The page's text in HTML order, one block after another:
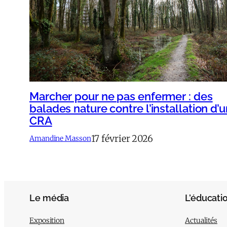
Marcher pour ne pas enfermer : des
balades nature contre l’installation
CRA
Amandine Masson17 février 2026
Le média
Exposition
Actualités